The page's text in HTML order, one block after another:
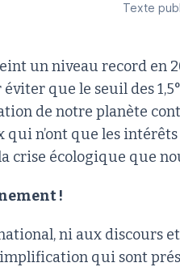
Texte
un niveau record en
que le seuil des
de notre planète
n’ont que les
écologique que
!
ni aux discours
qui sont